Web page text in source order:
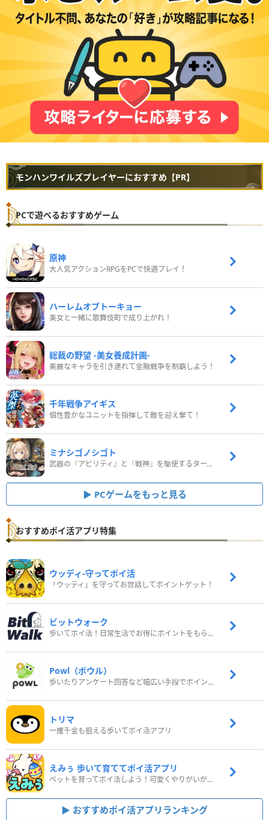
モンハンワイルズプレイヤーにおすすめ【PR】
PCで遊べるおすすめゲーム
原神
大人気アクションRPGをPCで快適プレイ！
ハーレムオブトーキョー
美女と一緒に歌舞伎町で成り上がれ！
総裁の野望 -美女養成計画-
美麗なキャラを引き連れて金融戦争を制覇しよう！
千年戦争アイギス
個性豊かなユニットを指揮して敵を迎え撃て！
ミナシゴノシゴト
武器の『アビリティ』と『戦神』を駆使するターン制コマンドバトルRPG！
PCゲームをもっと見る
おすすめポイ活アプリ特集
ウッディ‐守ってポイ活
「ウッディ」を守ってお世話してポイントゲット！
ビットウォーク
歩いてポイ活！日常生活でお得にポイントをもらおう
Powl（ポウル）
歩いたりアンケート回答など幅広い手段でポイントをゲット
トリマ
一攫千金も狙える歩いてポイ活アプリ
えみぅ 歩いて育ててポイ活アプリ
ペットを育ってポイ活しよう！可愛くやりがいがある新感覚アプリ
おすすめポイ活アプリランキング